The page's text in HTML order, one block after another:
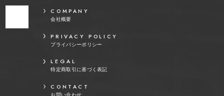
COMPANY
会社概要
PRIVACY POLICY
プライバシーポリシー
LEGAL
特定商取引に基づく表記
CONTACT
お問い合わせ